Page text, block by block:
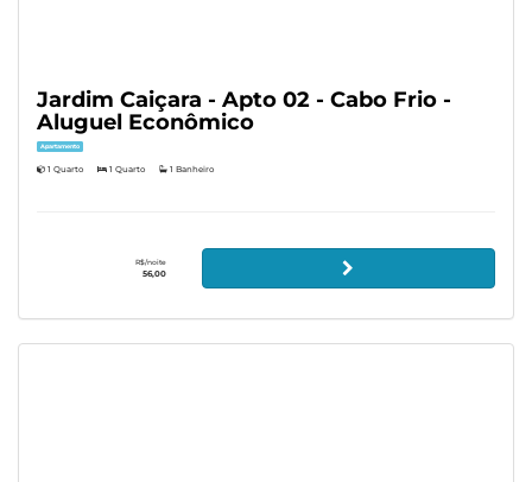
Jardim Caiçara - Apto 02 - Cabo Frio -
Aluguel Econômico
Apartamento
1 Quarto 1 Quarto 1 Banheiro
R$/noite
56,00